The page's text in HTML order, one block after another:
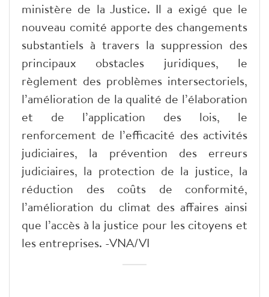
ministère de la Justice. Il a exigé que le
nouveau comité apporte des changements
substantiels à travers la suppression des
principaux obstacles juridiques, le
règlement des problèmes intersectoriels,
l’amélioration de la qualité de l’élaboration
et de l’application des lois, le
renforcement de l’efficacité des activités
judiciaires, la prévention des erreurs
judiciaires, la protection de la justice, la
réduction des coûts de conformité,
l’amélioration du climat des affaires ainsi
que l’accès à la justice pour les citoyens et
les entreprises. -VNA/VI